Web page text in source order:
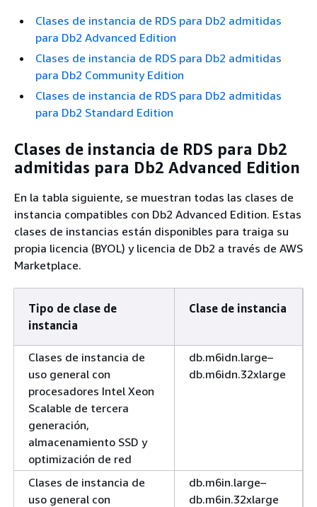
Clases de instancia de RDS para Db2 admitidas
para Db2 Advanced Edition
Clases de instancia de RDS para Db2 admitidas
para Db2 Community Edition
Clases de instancia de RDS para Db2 admitidas
para Db2 Standard Edition
Clases de instancia de RDS para Db2
admitidas para Db2 Advanced Edition
En la tabla siguiente, se muestran todas las clases de
instancia compatibles con Db2 Advanced Edition. Estas
clases de instancias están disponibles para traiga su
propia licencia (BYOL) y licencia de Db2 a través de AWS
Marketplace.
Tipo de clase de
instancia
Clase de instancia
Clases de instancia de
uso general con
procesadores Intel Xeon
Scalable de tercera
generación,
almacenamiento SSD y
optimización de red
db.m6idn.large–
db.m6idn.32xlarge
Clases de instancia de
uso general con
db.m6in.large–
db.m6in.32xlarge